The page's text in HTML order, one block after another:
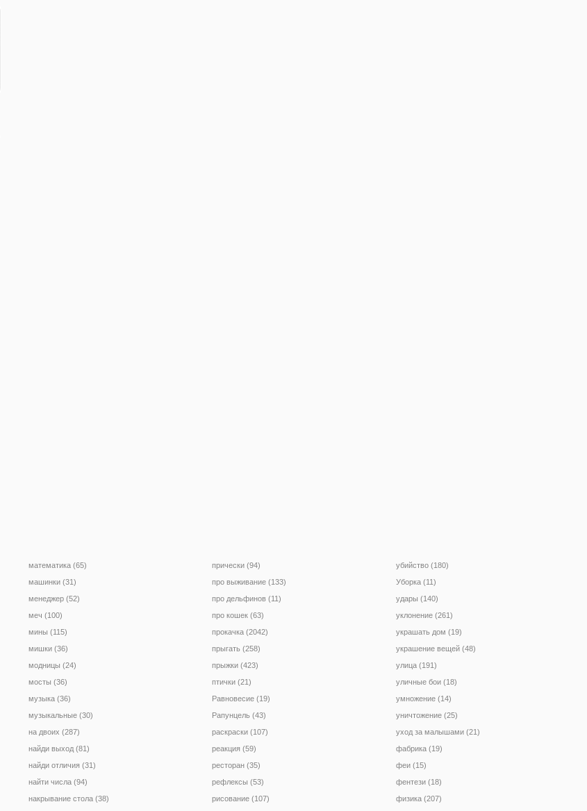
математика (65)
машинки (31)
менеджер (52)
меч (100)
мины (115)
мишки (36)
модницы (24)
мосты (36)
музыка (36)
музыкальные (30)
на двоих (287)
найди выход (81)
найди отличия (31)
найти числа (94)
накрывание стола (38)
прически (94)
про выживание (133)
про дельфинов (11)
про кошек (63)
прокачка (2042)
прыгать (258)
прыжки (423)
птички (21)
Равновесие (19)
Рапунцель (43)
раскраски (107)
реакция (59)
ресторан (35)
рефлексы (53)
рисование (107)
убийство (180)
Уборка (11)
удары (140)
уклонение (261)
украшать дом (19)
украшение вещей (48)
улица (191)
уличные бои (18)
умножение (14)
уничтожение (25)
уход за малышами (21)
фабрика (19)
феи (15)
фентези (18)
физика (207)